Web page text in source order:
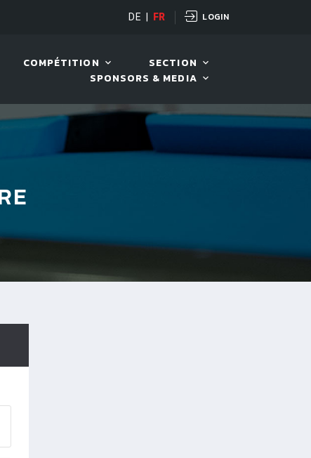
LIVE! BENTELI'S JACKPOT
DE FR LOGIN
COMPÉTITION
SECTION
SPONSORS & MEDIA